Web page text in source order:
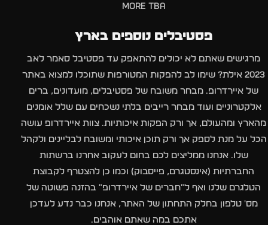
MORE TBA
פסטיבלים נוספים בארץ
מרגישים שאתם לא יכולים להתאפק עד פסטיבל סאמר לאב
2023 אילת? שימו לב להפקות המטורפות שתוכלו למצוא באתר
של איירדרופ. מבחר משובח של פסטיבלים, מועדונים, ברים
אלקטרוניים ועוד מבחר רייבים בלתי נשכחים עם שלל אומנים
מהארץ ומהעולם, אך ורק הפקות איכותיות. צוות איירדרופ עושה
הכל על מנת לספק אך ורק תוכן איכותי ומשובח לבליינים ולקהל
שלו. אנחנו ממליצים לכם בחום לעקוב אחרנו ברשתות
החברתיות (אינסטגרם, פייסבוק) וכמו כן להצטרף לקבוצת
הטלגרם שלנו ואף ל"חברים של איירדרופ" בהזנה פשוטה של
מס' טלפון בחלק התחתון של האתר, אנחנו כבר נדע לעדכן
אתכם במה שאתם אוהבים.